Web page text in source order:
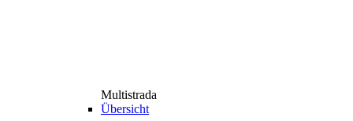
Multistrada
Übersicht